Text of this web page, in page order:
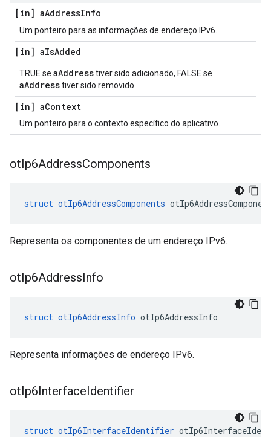
[in] aAddressInfo
Um ponteiro para as informações de endereço IPv6.
[in] aIsAdded
TRUE se aAddresstiver sido adicionado, FALSE se
aAddresstiver sido removido.
[in] aContext
Um ponteiro para o contexto específico do aplicativo.
otIp6AddressComponents
struct otIp6AddressComponents
Representa os componentes de um endereço IPv6.
otIp6AddressInfo
struct otIp6AddressInfo otIp6AddressInfo
Representa informações de endereço IPv6.
otIp6InterfaceIdentifier
struct otIp6InterfaceIdentifier